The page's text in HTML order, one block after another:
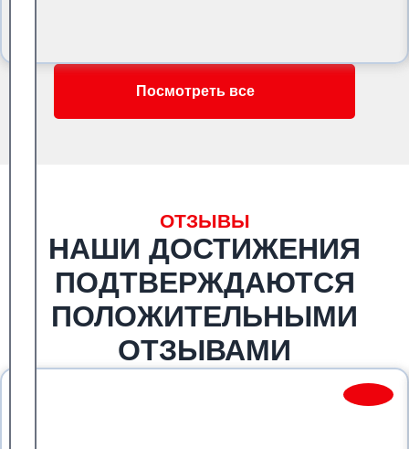
Посмотреть все
ОТЗЫВЫ
НАШИ ДОСТИЖЕНИЯ
ПОДТВЕРЖДАЮТСЯ
ПОЛОЖИТЕЛЬНЫМИ
ОТЗЫВАМИ